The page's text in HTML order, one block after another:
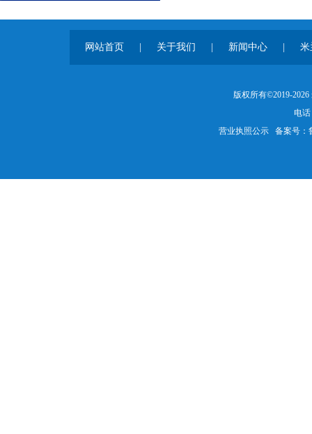
网站首页 关于我们 新闻中心 米
版权所有©2019-
电话
营业执照公示备案号：鲁